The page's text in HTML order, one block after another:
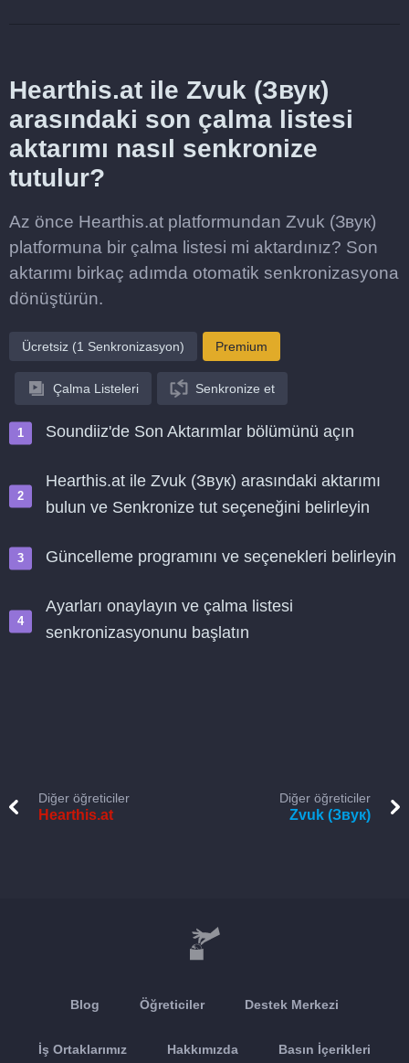
Hearthis.at ile Zvuk (Звук)
arasındaki son çalma listesi
aktarımı nasıl senkronize
tutulur?
Az önce Hearthis.at platformundan Zvuk (Звук)
platformuna bir çalma listesi mi aktardınız? Son
aktarımı birkaç adımda otomatik senkronizasyona
dönüştürün.
Ücretsiz (1 Senkronizasyon) Premium
Çalma Listeleri Senkronize et
Soundiiz'de Son Aktarımlar bölümünü açın
Hearthis.at ile Zvuk (Звук) arasındaki aktarımı
bulun ve Senkronize tut seçeneğini belirleyin
Güncelleme programını ve seçenekleri belirleyin
Ayarları onaylayın ve çalma listesi
senkronizasyonunu başlatın
Diğer öğreticiler
Hearthis.at
Diğer öğreticiler
Zvuk (Звук)
Blog Öğreticiler Destek Merkezi
İş Ortaklarımız Hakkımızda Basın İçerikleri